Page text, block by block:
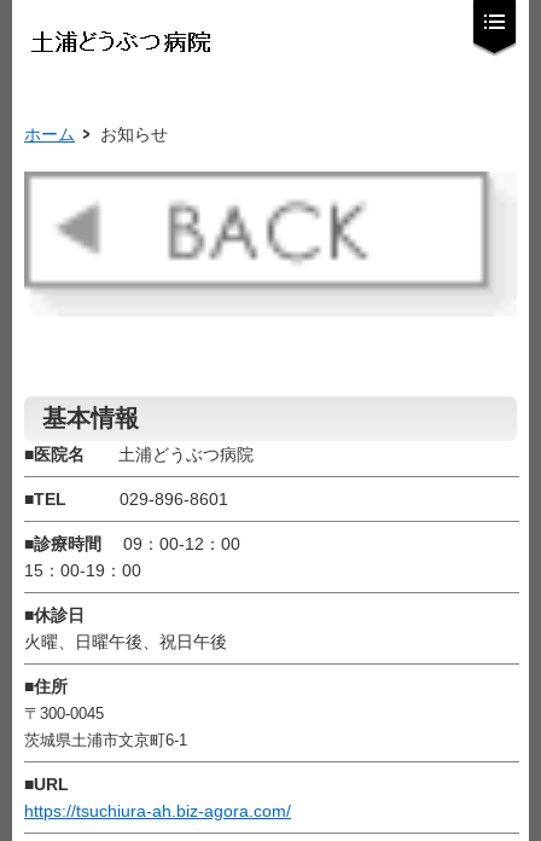
ホーム お知らせ
基本情報
■医院名 土浦どうぶつ病院
■TEL 029-896-8601
■診療時間
09：00-12：00
15：00-19：00
■休診日
火曜、日曜午後、祝日午後
■住所
〒300-0045
茨城県土浦市文京町6-1
■URL
https://tsuchiura-ah.biz-agora.com/